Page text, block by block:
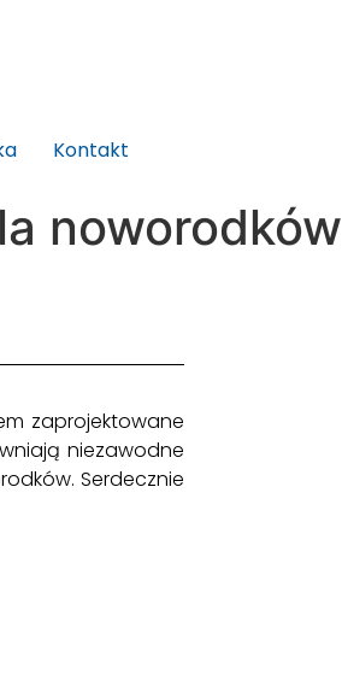
Kontakt
noworodków
zaprojektowane
niezawodne
Serdecznie